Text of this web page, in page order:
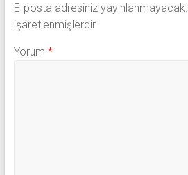
E-posta adresiniz yayınlanmayacak.
işaretlenmişlerdir
Yorum *